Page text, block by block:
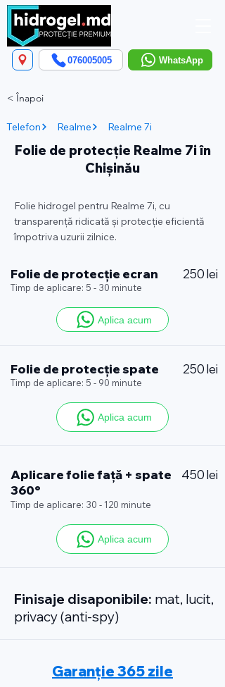
WhatsApp
076005005
< Înapoi
Telefon Realme Realme 7i
Folie de protecție Realme 7i în
Chișinău
Folie hidrogel pentru Realme 7i, cu
transparență ridicată și protecție eficientă
împotriva uzurii zilnice.
Folie de protecție ecran 250 lei
Timp de aplicare: 5 - 30 minute
Aplica acum
Folie de protecție spate 250 lei
Timp de aplicare: 5 - 90 minute
Aplica acum
Aplicare folie față + spate
360°
450 lei
Timp de aplicare: 30 - 120 minute
Aplica acum
Finisaje disaponibile: mat, lucit,
privacy (anti-spy)
Garanție 365 zile